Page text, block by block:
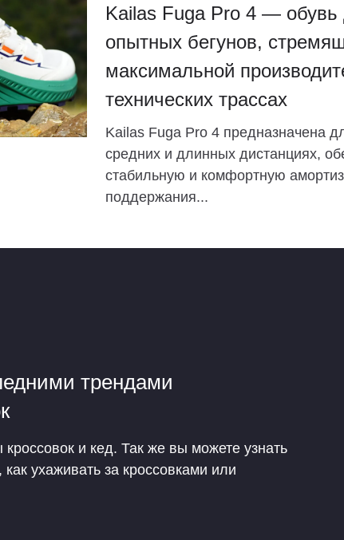
Kailas Fuga Pro 4 — обувь
опытных бегунов,
максимальной
технических трассах
Kailas Fuga Pro 4 предназначена
средних и длинных дистанциях,
стабильную и комфортную
поддержания...
трендами
и кед. Так же вы можете узнать
ухаживать за кроссовками или